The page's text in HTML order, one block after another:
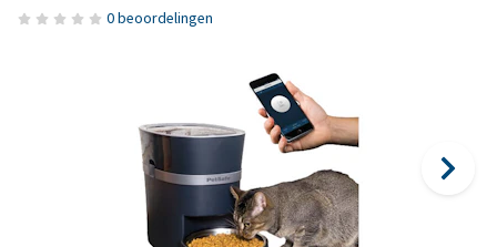
0 beoordelingen